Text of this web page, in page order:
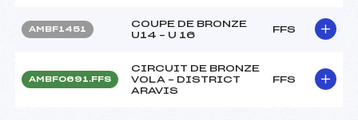
AMBF1451
COUPE DE BRONZE
U14 – U 16
FFS
AMBF0691.FFS
CIRCUIT DE BRONZE
VOLA – DISTRICT
ARAVIS
FFS